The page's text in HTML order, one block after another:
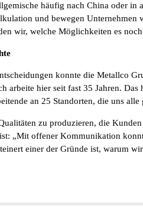
häufig nach China oder
und bewegen
wir, welche Möglichkeiten es
konnte die Metallco
arbeite hier seit fast 35 Jahren.
an 25 Standorten, die uns
zu produzieren, die
„Mit offener Kommunikation
einer der Gründe ist, warum